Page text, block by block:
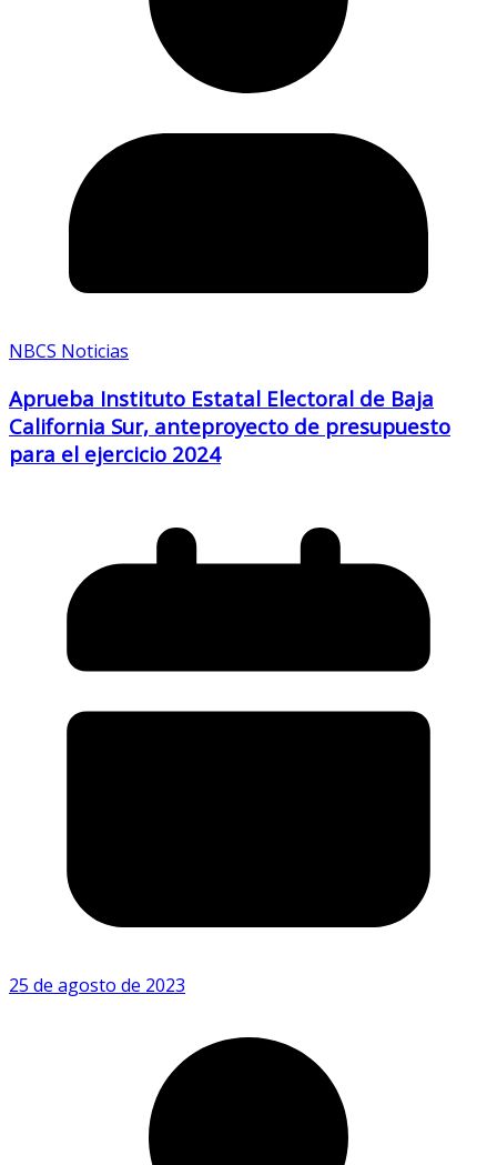
NBCS Noticias
Aprueba Instituto Estatal Electoral de Baja
California Sur, anteproyecto de presupuesto
para el ejercicio 2024
25 de agosto de 2023